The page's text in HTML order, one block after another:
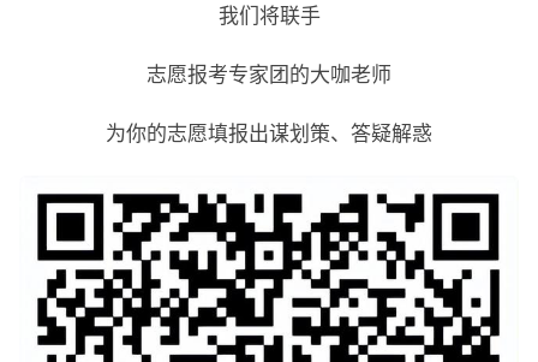
我们将联手
志愿报考专家团的大咖老师
为你的志愿填报出谋划策、答疑解惑